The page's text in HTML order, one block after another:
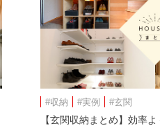
#収納 #実例 #玄関
【玄関収納まとめ】効率